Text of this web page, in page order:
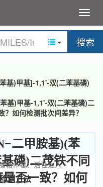
搜索
基)甲基]-1,1'-双(二苯基磷)
基)甲基-1,1'-双(二苯基磷)二
如何检测批次间差异？
二甲胺基)(苯
磷)二茂铁不同
否一致？如何
辑作者：活性达人
测方法